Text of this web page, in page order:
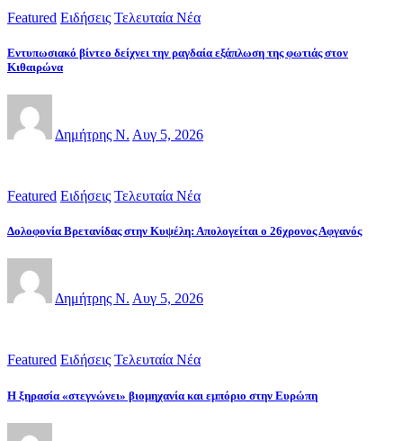
Featured Ειδήσεις Τελευταία Νέα
Εντυπωσιακό βίντεο δείχνει την ραγδαία εξάπλωση της φωτιάς στον
Κιθαιρώνα
Δημήτρης Ν. Αυγ 5, 2026
Featured Ειδήσεις Τελευταία Νέα
Δολοφονία Βρετανίδας στην Κυψέλη: Απολογείται ο 26χρονος Αφγανός
Δημήτρης Ν. Αυγ 5, 2026
Featured Ειδήσεις Τελευταία Νέα
Η ξηρασία «στεγνώνει» βιομηχανία και εμπόριο στην Ευρώπη